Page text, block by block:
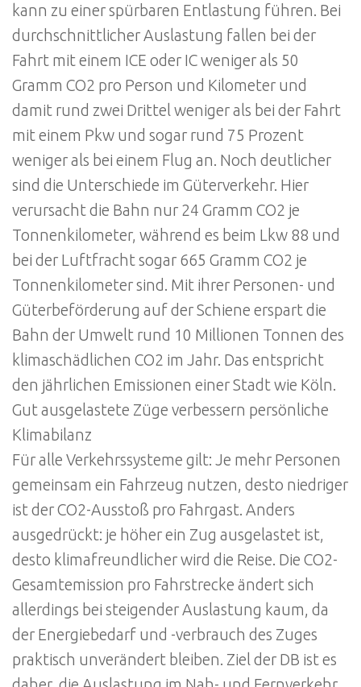
kann zu einer spürbaren Entlastung führen. Bei
durchschnittlicher Auslastung fallen bei der
Fahrt mit einem ICE oder IC weniger als 50
Gramm CO2 pro Person und Kilometer und
damit rund zwei Drittel weniger als bei der Fahrt
mit einem Pkw und sogar rund 75 Prozent
weniger als bei einem Flug an. Noch deutlicher
sind die Unterschiede im Güterverkehr. Hier
verursacht die Bahn nur 24 Gramm CO2 je
Tonnenkilometer, während es beim Lkw 88 und
bei der Luftfracht sogar 665 Gramm CO2 je
Tonnenkilometer sind. Mit ihrer Personen- und
Güterbeförderung auf der Schiene erspart die
Bahn der Umwelt rund 10 Millionen Tonnen des
klimaschädlichen CO2 im Jahr. Das entspricht
den jährlichen Emissionen einer Stadt wie Köln.
Gut ausgelastete Züge verbessern persönliche
Klimabilanz
Für alle Verkehrssysteme gilt: Je mehr Personen
gemeinsam ein Fahrzeug nutzen, desto niedriger
ist der CO2-Ausstoß pro Fahrgast. Anders
ausgedrückt: je höher ein Zug ausgelastet ist,
desto klimafreundlicher wird die Reise. Die CO2-
Gesamtemission pro Fahrstrecke ändert sich
allerdings bei steigender Auslastung kaum, da
der Energiebedarf und -verbrauch des Zuges
praktisch unverändert bleiben. Ziel der DB ist es